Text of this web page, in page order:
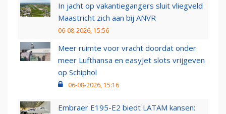
In jacht op vakantiegangers sluit vliegveld
Maastricht zich aan bij ANVR
06-08-2026, 15:56
Meer ruimte voor vracht doordat onder
meer Lufthansa en easyJet slots vrijgeven
op Schiphol
06-08-2026, 15:16
Embraer E195-E2 biedt LATAM kansen: